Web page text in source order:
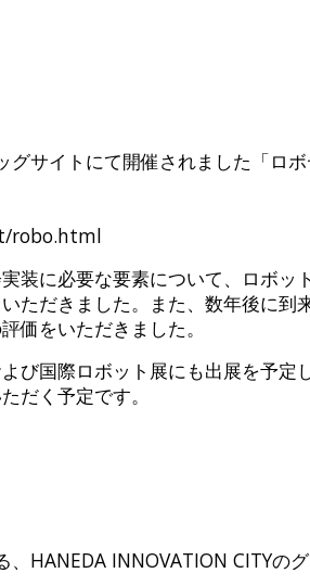
サイトにて開催されました「ロ
robo.html
装に必要な要素について、ロボ
ただきました。また、数年後に
価をいただきました。
び国際ロボット展にも出展を予
だく予定です。
HANEDA INNOVATION CITY